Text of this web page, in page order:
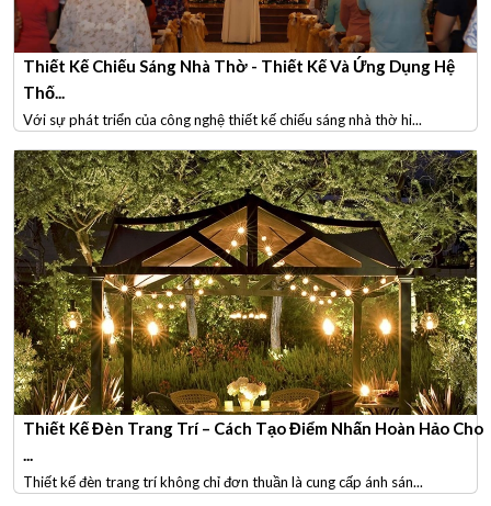
Thiết Kế Chiếu Sáng Nhà Thờ - Thiết Kế Và Ứng Dụng Hệ
Thố...
Với sự phát triển của công nghệ thiết kế chiếu sáng nhà thờ hi...
Thiết Kế Đèn Trang Trí – Cách Tạo Điểm Nhấn Hoàn Hảo Cho
...
Thiết kế đèn trang trí không chỉ đơn thuần là cung cấp ánh sán...